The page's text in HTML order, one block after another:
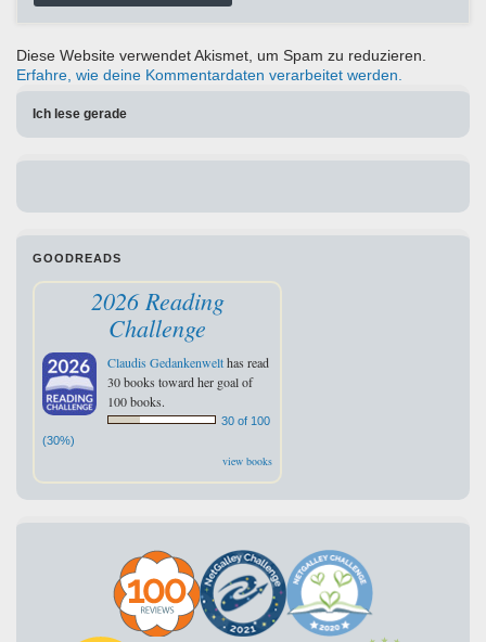
Diese Website verwendet Akismet, um Spam zu reduzieren.
Erfahre, wie deine Kommentardaten verarbeitet werden.
Ich lese gerade
GOODREADS
2026 Reading
Challenge
Claudis Gedankenwelthas read
30 books toward her goal of
100 books.
30 of 100
(30%)
view books